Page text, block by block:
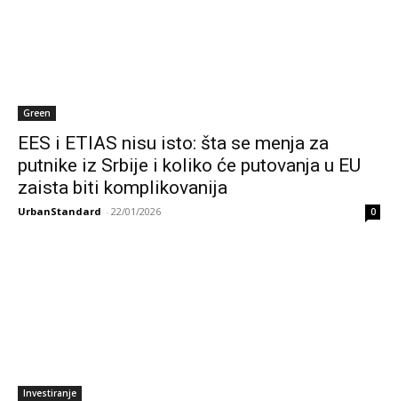
Green
EES i ETIAS nisu isto: šta se menja za
putnike iz Srbije i koliko će putovanja u EU
zaista biti komplikovanija
UrbanStandard - 22/01/2026 0
Investiranje